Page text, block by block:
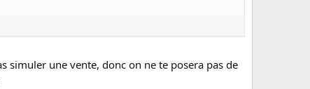
simuler une vente, donc on ne te posera pas de